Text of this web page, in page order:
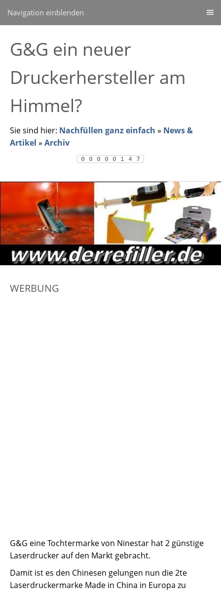
Navigation einblenden
G&G ein neuer
Druckerhersteller am
Himmel?
Sie sind hier: Nachfüllen ganz einfach » News &
Artikel » Archiv
WERBUNG
G&G eine Tochtermarke von Ninestar hat 2 günstige
Laserdrucker auf den Markt gebracht.
Damit ist es den Chinesen gelungen nun die 2te
Laserdruckermarke Made in China in Europa zu